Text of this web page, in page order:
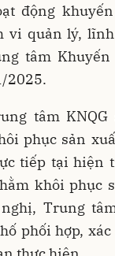
động
vi quản lý,
tâm
2025.
tâm
phục sản
tiếp tại hiện
khôi phục
Trung
phối hợp,